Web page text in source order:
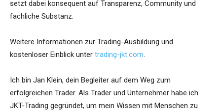
setzt dabei konsequent auf Transparenz, Community und
fachliche Substanz.
Weitere Informationen zur Trading-Ausbildung und
kostenloser Einblick unter trading-jkt.com.
Ich bin Jan Klein, dein Begleiter auf dem Weg zum
erfolgreichen Trader. Als Trader und Unternehmer habe ich
JKT-Trading gegründet, um mein Wissen mit Menschen zu